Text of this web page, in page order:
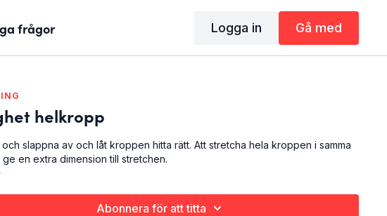
frågor Logga in Gå med
helkropp
slappna av och låt kroppen hitta rätt. Att stretcha hela kroppen i samma
ge en extra dimension till stretchen.
Abonnera för att titta